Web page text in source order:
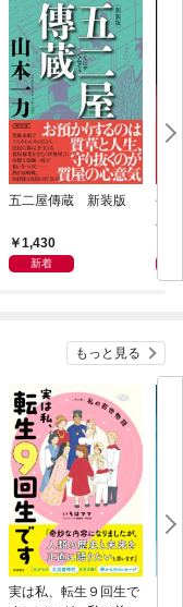
五二屋傳蔵 新装版
1,430
新着
平
版
もっと見る
実は私、転生９回生で